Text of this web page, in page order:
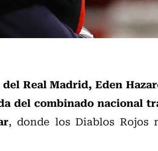
Real Madrid, Eden
del combinado nacional
, donde los Diablos Rojos